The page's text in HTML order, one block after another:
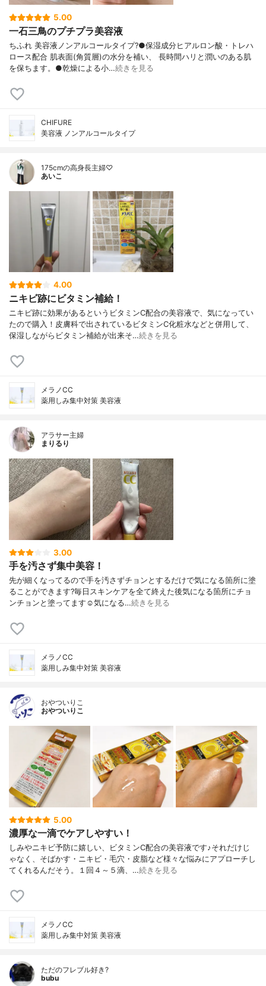
5.00
一石三鳥のプチプラ美容液
ちふれ 美容液ノンアルコールタイプ?●保湿成分ヒアルロン酸・トレハ
ロース配合 肌表面(角質層)の水分を補い、 長時間ハリと潤いのある肌
を保ちます。●乾燥による小…続きを見る
CHIFURE
美容液 ノンアルコールタイプ
175cmの高身長主婦♡
あいこ
4.00
ニキビ跡にビタミン補給！
ニキビ跡に効果があるというビタミンC配合の美容液で、気になってい
たので購入！皮膚科で出されているビタミンC化粧水などと併用して、
保湿しながらビタミン補給が出来そ…続きを見る
メラノCC
薬用しみ集中対策 美容液
アラサー主婦
まりるり
3.00
手を汚さず集中美容！
先が細くなってるので手を汚さずチョンとするだけで気になる箇所に塗
ることができます?毎日スキンケアを全て終えた後気になる箇所にチョ
ンチョンと塗ってます☺️気になる…続きを見る
メラノCC
薬用しみ集中対策 美容液
おやついりこ
おやついりこ
5.00
濃厚な一滴でケアしやすい！
しみやニキビ予防に嬉しい、ビタミンC配合の美容液です♪それだけじ
ゃなく、そばかす・ニキビ・毛穴・皮脂など様々な悩みにアプローチし
てくれるんだそう。１回４～５滴、…続きを見る
メラノCC
薬用しみ集中対策 美容液
ただのフレブル好き?
bubu